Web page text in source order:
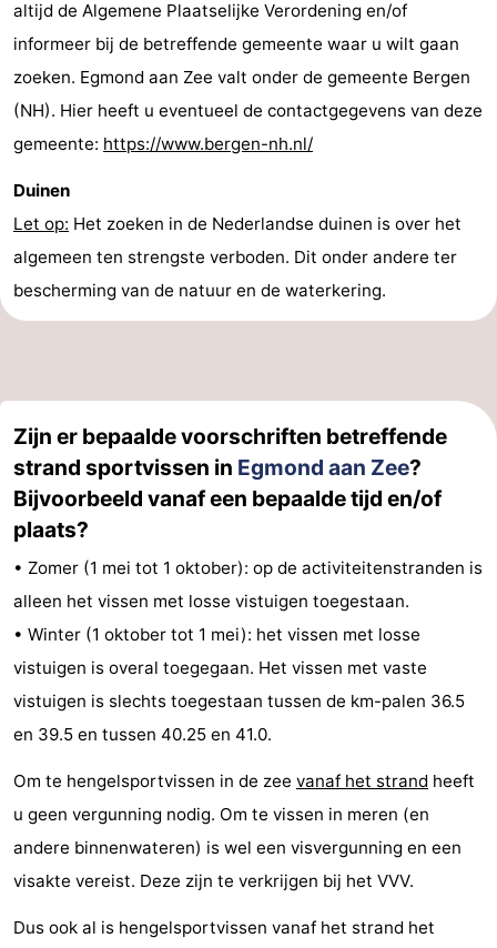
altijd de Algemene Plaatselijke Verordening en/of
informeer bij de betreffende gemeente waar u wilt gaan
zoeken. Egmond aan Zee valt onder de gemeente Bergen
(NH). Hier heeft u eventueel de contactgegevens van deze
gemeente: https://www.bergen-nh.nl/
Duinen
Let op: Het zoeken in de Nederlandse duinen is over het
algemeen ten strengste verboden. Dit onder andere ter
bescherming van de natuur en de waterkering.
Zijn er bepaalde voorschriften betreffende
strand sportvissen in Egmond aan Zee?
Bijvoorbeeld vanaf een bepaalde tijd en/of
plaats?
• Zomer (1 mei tot 1 oktober): op de activiteitenstranden is
alleen het vissen met losse vistuigen toegestaan.
• Winter (1 oktober tot 1 mei): het vissen met losse
vistuigen is overal toegegaan. Het vissen met vaste
vistuigen is slechts toegestaan tussen de km-palen 36.5
en 39.5 en tussen 40.25 en 41.0.
Om te hengelsportvissen in de zee vanaf het strand heeft
u geen vergunning nodig. Om te vissen in meren (en
andere binnenwateren) is wel een visvergunning en een
visakte vereist. Deze zijn te verkrijgen bij het VVV.
Dus ook al is hengelsportvissen vanaf het strand het